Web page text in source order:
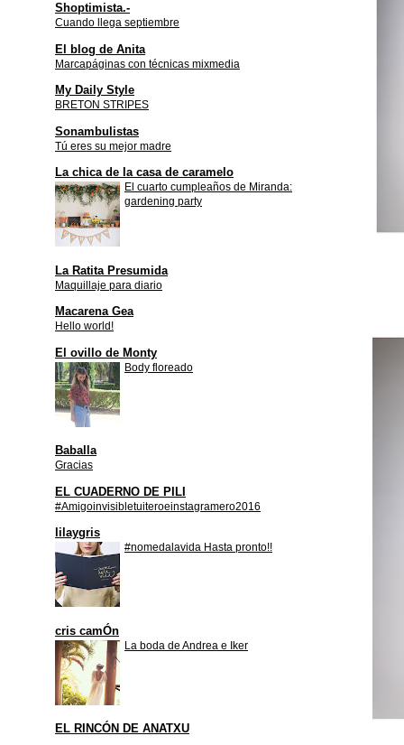
Shoptimista.-
Cuando llega septiembre
El blog de Anita
Marcapáginas con técnicas mixmedia
My Daily Style
BRETON STRIPES
Sonambulistas
Tú eres su mejor madre
La chica de la casa de caramelo
El cuarto cumpleaños de Miranda:
gardening party
La Ratita Presumida
Maquillaje para diario
Macarena Gea
Hello world!
El ovillo de Monty
Body floreado
Baballa
Gracias
EL CUADERNO DE PILI
#Amigoinvisibletuiteroeinstagramero2016
lilaygris
#nomedalavida Hasta pronto!!
cris camÓn
La boda de Andrea e Iker
EL RINCÓN DE ANATXU